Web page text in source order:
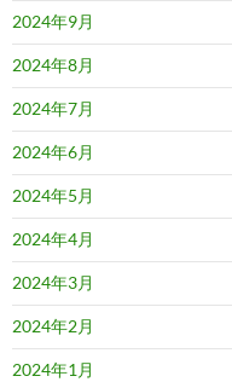
2024年9月
2024年8月
2024年7月
2024年6月
2024年5月
2024年4月
2024年3月
2024年2月
2024年1月